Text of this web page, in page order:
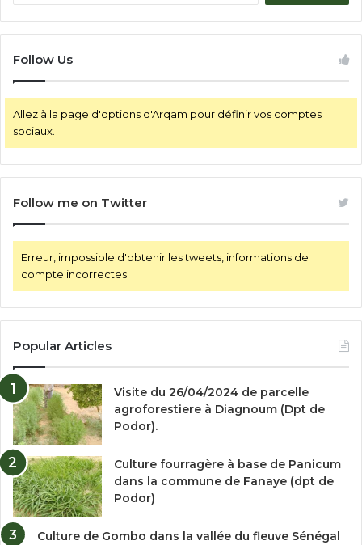
h
c
h
e
:
Follow Us
Allez à la page d'options d'Arqam pour définir vos comptes
sociaux.
Follow me on Twitter
Erreur, impossible d'obtenir les tweets, informations de
compte incorrectes.
Popular Articles
Visite du 26/04/2024 de parcelle
agroforestiere à Diagnoum (Dpt de
Podor).
Culture fourragère à base de Panicum
dans la commune de Fanaye (dpt de
Podor)
Culture de Gombo dans la vallée du fleuve Sénégal